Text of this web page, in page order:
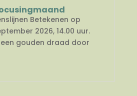
Betekenen op
2026, 14.00 uur.
een gouden draad door